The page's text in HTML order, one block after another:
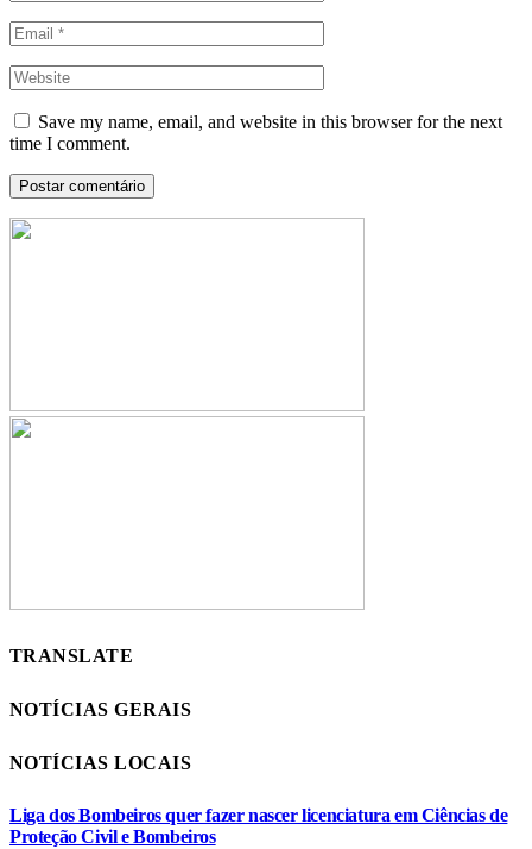
Save my name, email, and website in this browser for the next
time I comment.
TRANSLATE
NOTÍCIAS GERAIS
NOTÍCIAS LOCAIS
Liga dos Bombeiros quer fazer nascer licenciatura em Ciências de
Proteção Civil e Bombeiros